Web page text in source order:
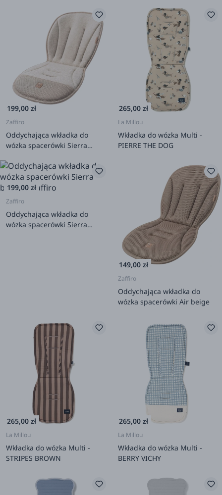
199,00 zł
Zaffiro
Oddychająca wkładka do
wózka spacerówki Sierra
265,00 zł
La Millou
Wkładka do wózka Multi -
PIERRE THE DOG
199,00 zł
Zaffiro
Oddychająca wkładka do
wózka spacerówki Sierra
149,00 zł
Zaffiro
Oddychająca wkładka do
wózka spacerówki Air beige
265,00 zł
La Millou
Wkładka do wózka Multi -
STRIPES BROWN
265,00 zł
La Millou
Wkładka do wózka Multi -
BERRY VICHY